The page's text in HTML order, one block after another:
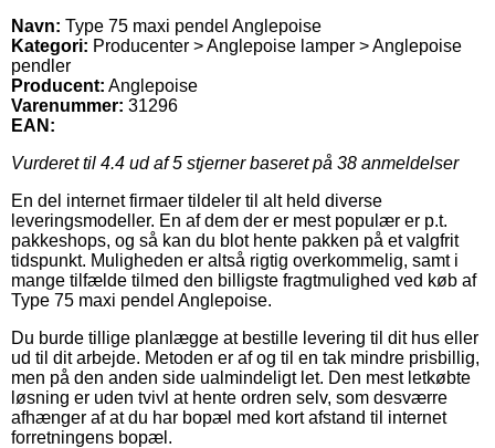
Navn: Type 75 maxi pendel Anglepoise
Kategori: Producenter > Anglepoise lamper > Anglepoise
pendler
Producent: Anglepoise
Varenummer: 31296
EAN:
Vurderet til 4.4 ud af 5 stjerner baseret på 38 anmeldelser
En del internet firmaer tildeler til alt held diverse
leveringsmodeller. En af dem der er mest populær er p.t.
pakkeshops, og så kan du blot hente pakken på et valgfrit
tidspunkt. Muligheden er altså rigtig overkommelig, samt i
mange tilfælde tilmed den billigste fragtmulighed ved køb af
Type 75 maxi pendel Anglepoise.
Du burde tillige planlægge at bestille levering til dit hus eller
ud til dit arbejde. Metoden er af og til en tak mindre prisbillig,
men på den anden side ualmindeligt let. Den mest letkøbte
løsning er uden tvivl at hente ordren selv, som desværre
afhænger af at du har bopæl med kort afstand til internet
forretningens bopæl.